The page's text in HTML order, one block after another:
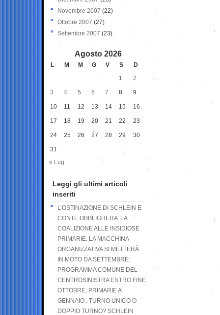
Novembre 2007 (22)
Ottobre 2007 (27)
Settembre 2007 (23)
Agosto 2026
L M M G V S
D
1
2
3 4 5 6 7 8 9
10 11 12 13 14 15 16
17 18 19 20 21 22 23
24 25 26 27 28 29 30
31
« Lug
Leggi gli ultimi articoli
inseriti
L’OSTINAZIONE DI SCHLEIN E
CONTE OBBLIGHERA’ LA
COALIZIONE ALLE INSIDIOSE
PRIMARIE. LA MACCHINA
ORGANIZZATIVA SI METTERÀ
IN MOTO DA SETTEMBRE:
PROGRAMMA COMUNE DEL
CENTROSINISTRA ENTRO FINE
OTTOBRE, PRIMARIE A
GENNAIO . TURNO UNICO O
DOPPIO TURNO? SCHLEIN